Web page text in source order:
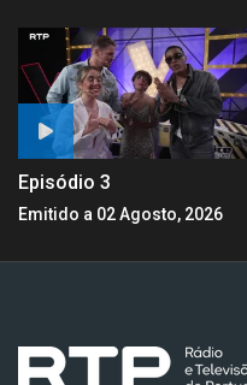
Episódio 3
Emitido a 02 Agosto, 2026